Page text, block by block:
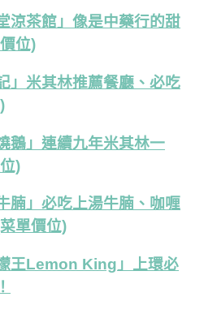
涼茶館」像是中藥行的甜
位)
」米其林推薦餐廳、必吃
鵝」連續九年米其林一
)
腩」必吃上湯牛腩、咖喱
單價位)
王Lemon King」上環必